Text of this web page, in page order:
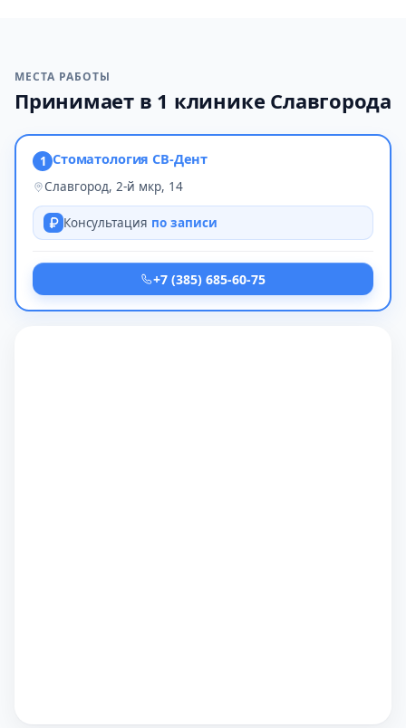
МЕСТА РАБОТЫ
Принимает в 1 клинике Славгорода
1 Стоматология СВ-Дент
Славгород, 2-й мкр, 14
Консультация по записи
+7 (385) 685-60-75